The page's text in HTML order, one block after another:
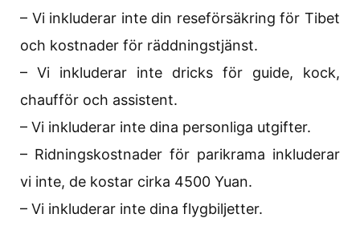
– Vi inkluderar inte din reseförsäkring för Tibet
och kostnader för räddningstjänst.
– Vi inkluderar inte dricks för guide, kock,
chaufför och assistent.
– Vi inkluderar inte dina personliga utgifter.
– Ridningskostnader för parikrama inkluderar
vi inte, de kostar cirka 4500 Yuan.
– Vi inkluderar inte dina flygbiljetter.